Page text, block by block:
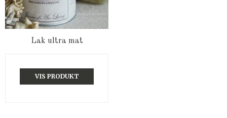
Lak ultra mat
VIS PRODUKT